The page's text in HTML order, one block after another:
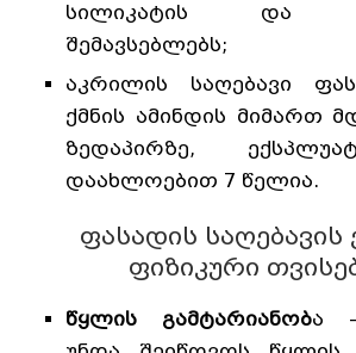
სილიკატის და
შემავსებლებს;
აკრილის საღებავი
ქმნის ამინდის მიმართ
ზედაპირზე,
დაახლოებით 7 წელია.
ფასადის საღებავის
ფიზიკური
წყლის გამტარიანობა –